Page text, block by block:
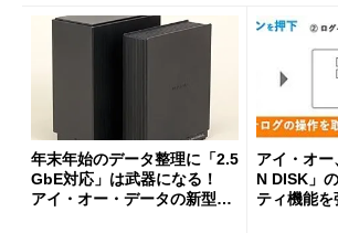
年末年始のデータ整理に「2.5
GbE対応」は武器になる！
アイ・オー・データの新型家
アイ・オ
N DISK」
ティ機能を